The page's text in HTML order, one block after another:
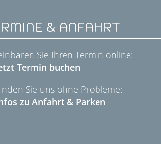
& ANFAHRT
Sie Ihren Termin online:
Termin buchen
Sie uns ohne Probleme:
zu Anfahrt & Parken